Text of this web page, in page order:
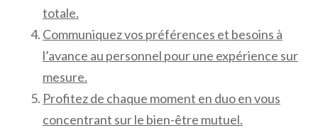
totale.
Communiquez vos préférences et besoins à
l’avance au personnel pour une expérience sur
mesure.
Profitez de chaque moment en duo en vous
concentrant sur le bien-être mutuel.